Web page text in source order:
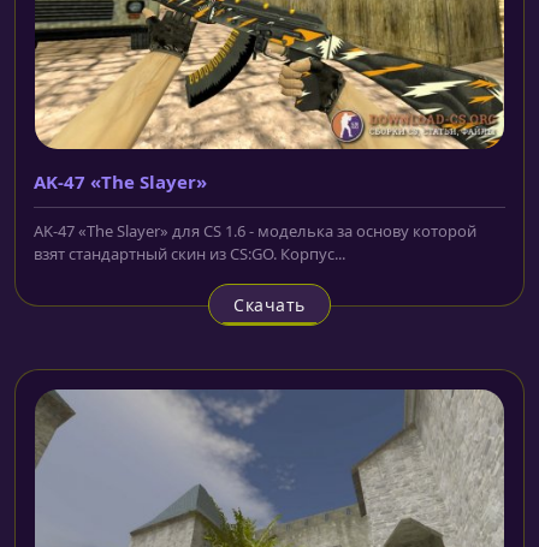
AK-47 «The Slayer»
AK-47 «The Slayer» для CS 1.6 - моделька за основу которой
взят стандартный скин из CS:GO. Корпус...
Скачать